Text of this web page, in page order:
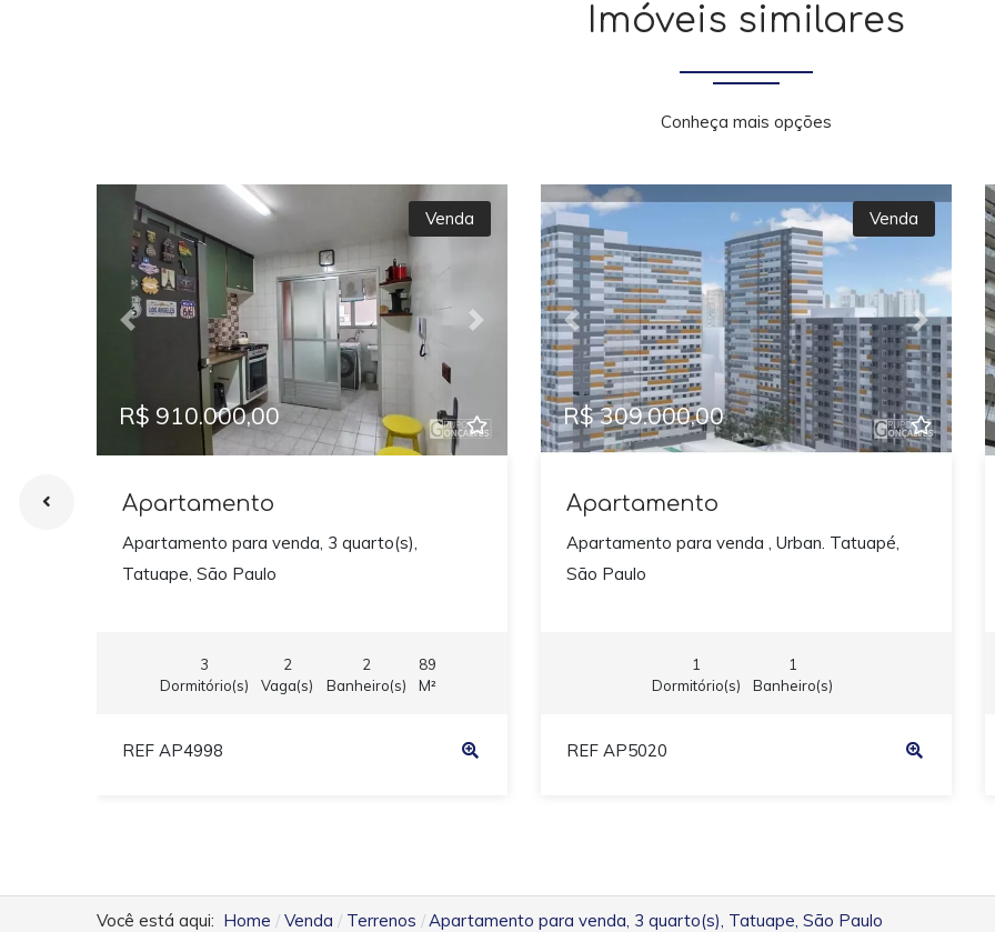
Imóveis similares
Conheça mais opções
Previous Next
Venda
R$ 910.000,00
Apartamento
Apartamento para venda, 3 quarto(s),
Tatuape, São Paulo
3
Dormitório(s)
2
Vaga(s)
2
Banheiro(s)
89
M²
REF AP4998
Previous Next
Venda
R$ 309.000,00
Apartamento
Apartamento para venda , Urban. Tatuapé,
São Paulo
1
Dormitório(s)
1
Banheiro(s)
REF AP5020
Você está aqui: Home Venda Terrenos Apartamento para venda, 3 quarto(s), Tatuape, São Paulo